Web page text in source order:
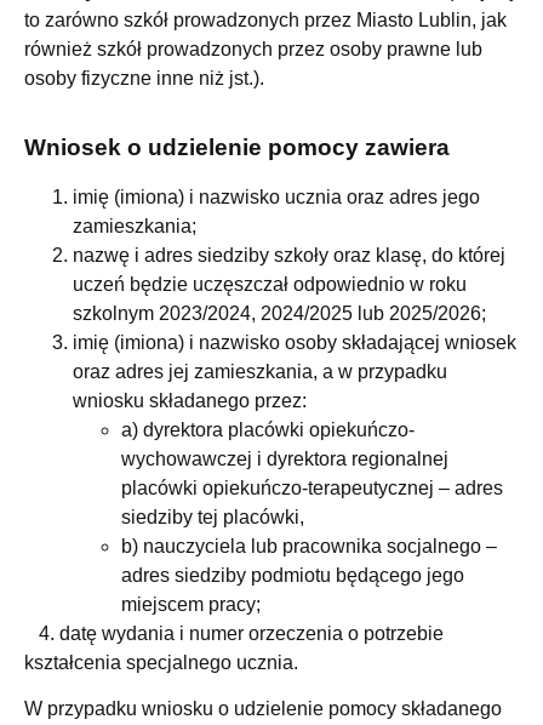
to zarówno szkół prowadzonych przez Miasto Lublin, jak
również szkół prowadzonych przez osoby prawne lub
osoby fizyczne inne niż jst.).
Wniosek o udzielenie pomocy zawiera
imię (imiona) i nazwisko ucznia oraz adres jego
zamieszkania;
nazwę i adres siedziby szkoły oraz klasę, do której
uczeń będzie uczęszczał odpowiednio w roku
szkolnym 2023/2024, 2024/2025 lub 2025/2026;
imię (imiona) i nazwisko osoby składającej wniosek
oraz adres jej zamieszkania, a w przypadku
wniosku składanego przez:
a) dyrektora placówki opiekuńczo-
wychowawczej i dyrektora regionalnej
placówki opiekuńczo-terapeutycznej – adres
siedziby tej placówki,
b) nauczyciela lub pracownika socjalnego –
adres siedziby podmiotu będącego jego
miejscem pracy;
4. datę wydania i numer orzeczenia o potrzebie
kształcenia specjalnego ucznia.
W przypadku wniosku o udzielenie pomocy składanego